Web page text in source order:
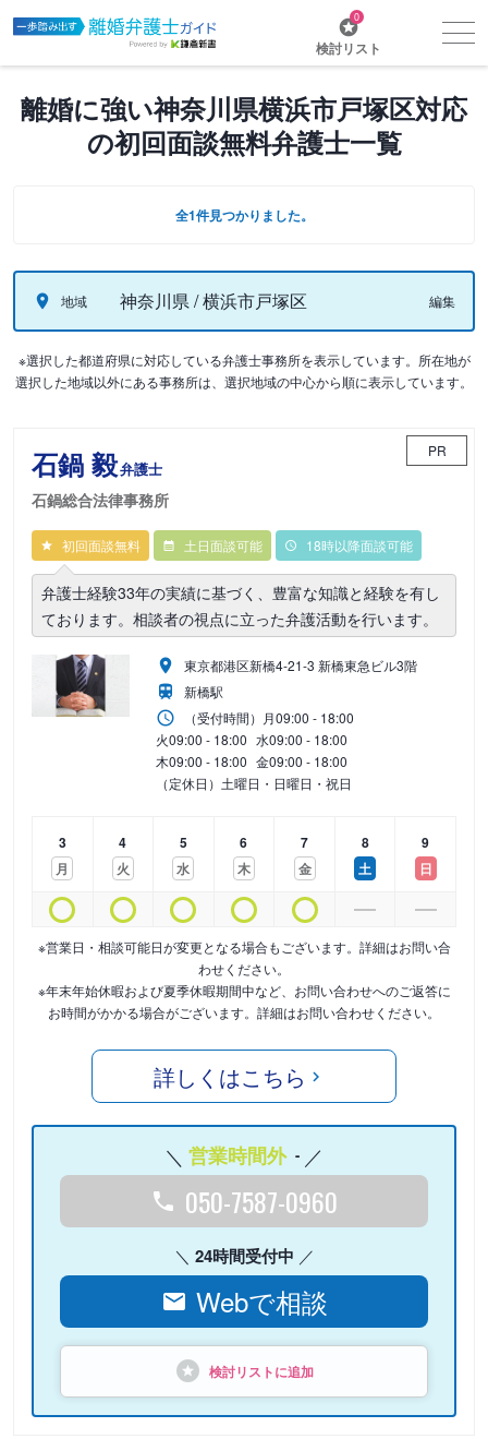
0
検討リスト
離婚に強い神奈川県横浜市戸塚区対応
の初回面談無料弁護士一覧
全1件見つかりました。
地域 神奈川県 / 横浜市戸塚区 編集
※選択した都道府県に対応している弁護士事務所を表示しています。所在地が
選択した地域以外にある事務所は、選択地域の中心から順に表示しています。
石鍋 毅弁護士
石鍋総合法律事務所
PR
初回面談無料 土日面談可能 18時以降面談可能
弁護士経験33年の実績に基づく、豊富な知識と経験を有し
ております。相談者の視点に立った弁護活動を行います。
東京都港区新橋4-21-3 新橋東急ビル3階
新橋駅
（受付時間） 月09:00 - 18:00
火09:00 - 18:00 水09:00 - 18:00
木09:00 - 18:00 金09:00 - 18:00
（定休日）土曜日・日曜日・祝日
3
月
4
火
5
水
6
木
7
金
8
土
9
日
※営業日・相談可能日が変更となる場合もございます。詳細はお問い合
わせください。
※年末年始休暇および夏季休暇期間中など、お問い合わせへのご返答に
お時間がかかる場合がございます。詳細はお問い合わせください。
詳しくはこちら
営業時間外 -
050-7587-0960
24時間受付中
Webで相談
検討リストに追加